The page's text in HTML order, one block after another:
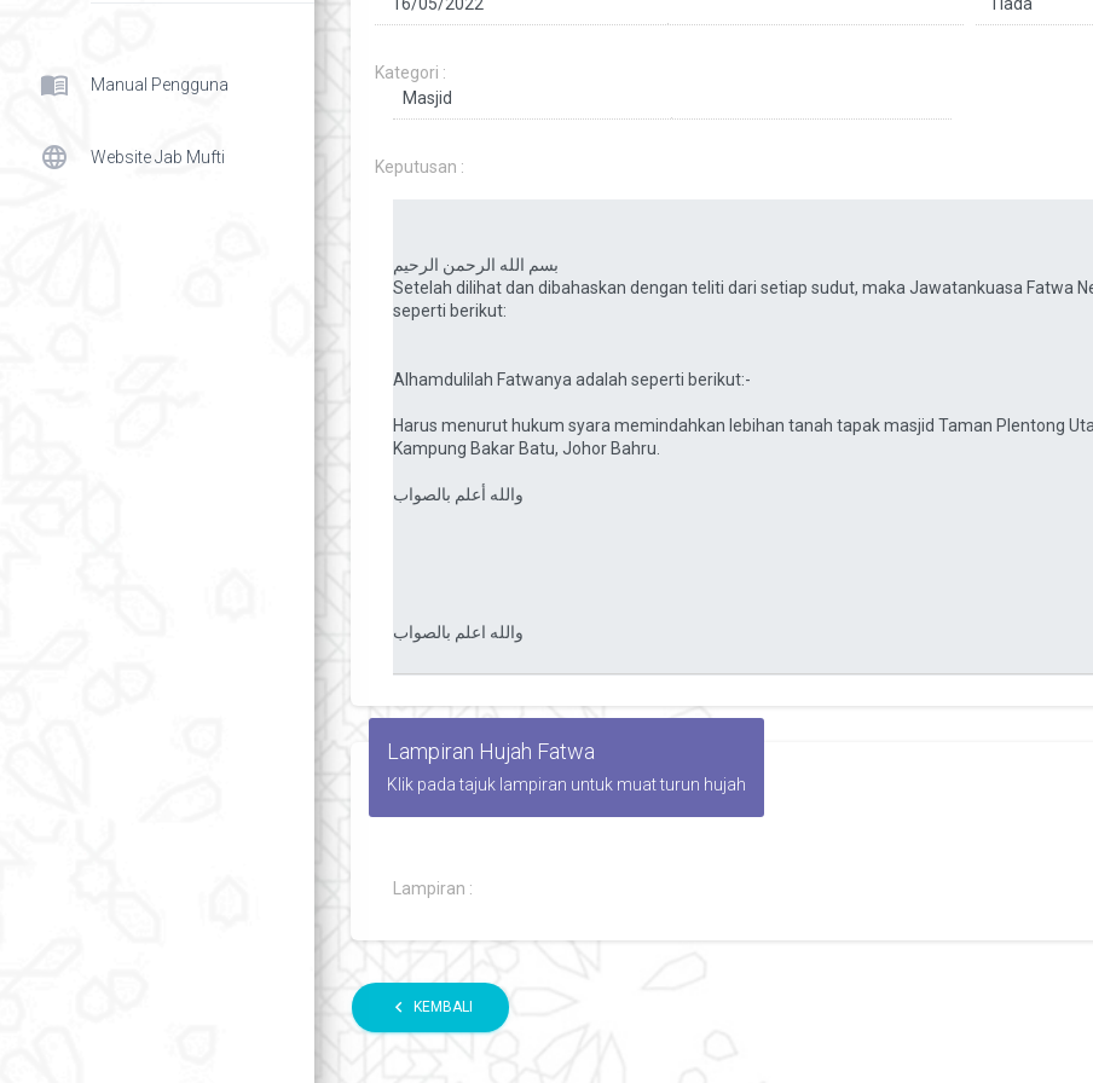
menu_book Manual Pengguna
language Website Jab Mufti
Kategori :
Keputusan :
Lampiran Hujah Fatwa
Klik pada tajuk lampiran untuk muat turun hujah
Lampiran :
chevron_left KEMBALI